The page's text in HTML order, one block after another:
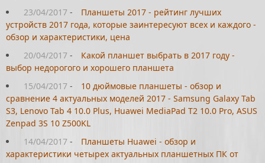
23/04/2017 -
Планшеты 2017 - рейтинг лучших
устройств 2017 года, которые заинтересуют всех и каждого -
обзор и характеристики, цена
20/04/2017 -
Какой планшет выбрать в 2017 году -
выбор недорогого и хорошего планшета
15/04/2017 -
10 дюймовые планшеты - обзор и
сравнение 4 актуальных моделей 2017 - Samsung Galaxy Tab
S3, Lenovo Tab 4 10.0 Plus, Huawei MediaPad T2 10.0 Pro, ASUS
Zenpad 3S 10 Z500KL
14/04/2017 -
Планшеты Huawei - обзор и
характеристики четырех актуальных планшетных ПК от